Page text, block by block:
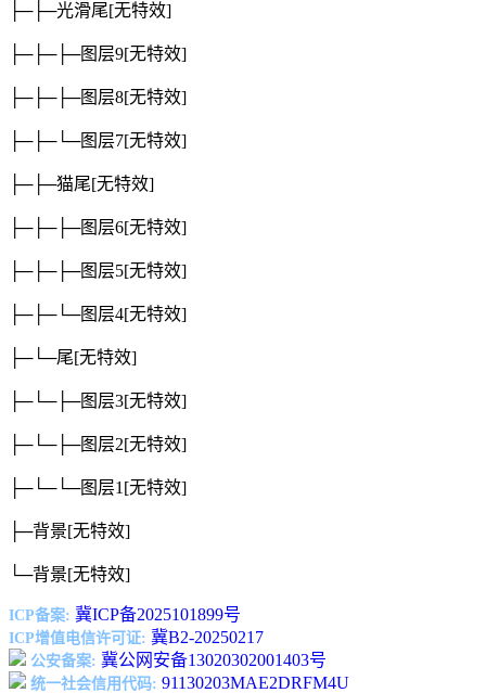
├─├─光滑尾[无特效]
├─├─├─图层9[无特效]
├─├─├─图层8[无特效]
├─├─└─图层7[无特效]
├─├─猫尾[无特效]
├─├─├─图层6[无特效]
├─├─├─图层5[无特效]
├─├─└─图层4[无特效]
├─└─尾[无特效]
├─└─├─图层3[无特效]
├─└─├─图层2[无特效]
├─└─└─图层1 [无特效]
├─背景[无特效]
└─背景[无特效]
ICP备案: 冀ICP备2025101899号
ICP增值电信许可证: 冀B2-20250217
公安备案: 冀公网安备13020302001403号
统一社会信用代码: 91130203MAE2DRFM4U